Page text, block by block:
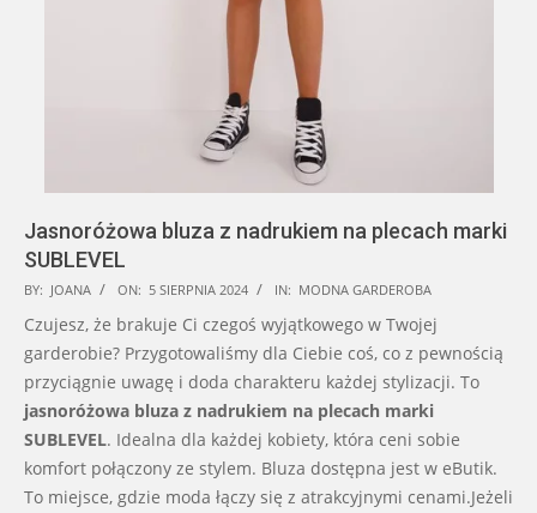
Jasnoróżowa bluza z nadrukiem na plecach marki
SUBLEVEL
2024-
08-
05
BY: JOANA ON: 5 SIERPNIA 2024 IN: MODNA GARDEROBA
Czujesz, że brakuje Ci czegoś wyjątkowego w Twojej
garderobie? Przygotowaliśmy dla Ciebie coś, co z pewnością
przyciągnie uwagę i doda charakteru każdej stylizacji. To
jasnoróżowa bluza z nadrukiem na plecach marki
SUBLEVEL. Idealna dla każdej kobiety, która ceni sobie
komfort połączony ze stylem. Bluza dostępna jest w eButik.
To miejsce, gdzie moda łączy się z atrakcyjnymi cenami.Jeżeli